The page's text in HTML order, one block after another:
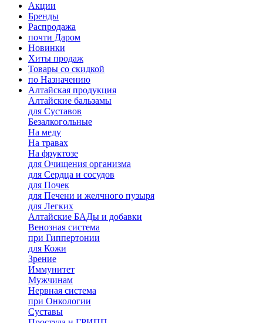
Акции
Бренды
Распродажа
почти Даром
Новинки
Хиты продаж
Товары со скидкой
по Назначению
Алтайская продукция
Алтайские бальзамы
для Суставов
Безалкогольные
На меду
На травах
На фруктозе
для Очищения организма
для Сердца и сосудов
для Почек
для Печени и желчного пузыря
для Легких
Алтайские БАДы и добавки
Венозная система
при Гиппертонии
для Кожи
Зрение
Иммунитет
Мужчинам
Нервная система
при Онкологии
Суставы